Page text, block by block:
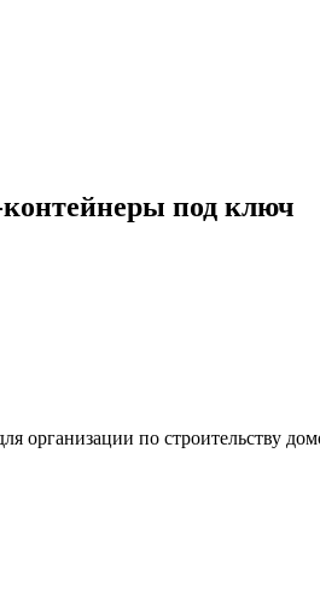
под ключ
организации по строительству